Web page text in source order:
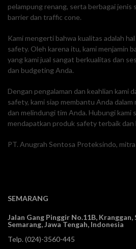
pelampung renang, serta berbagai
barrier dan traffic cone.
Kami mengerti bahwa kualitas adalah
safety. Oleh karena itu, kami menjamin
yang kami jual sangat berkualitas dan
dan budgeting Anda.
Dengan pengalaman dan keahlian kami
safety, kami siap membantu Anda
dan melindungi tim Anda. Hubungi kami
mendapatkan produk safety terbaik dan
PT. Anugrah Sentosa Proteksindo,
SEMARANG
Jalan Gang Pinggir No.11B, Kranggan,
Semarang, Jawa Tengah, Indonesia
Telp.(024)-3560-445